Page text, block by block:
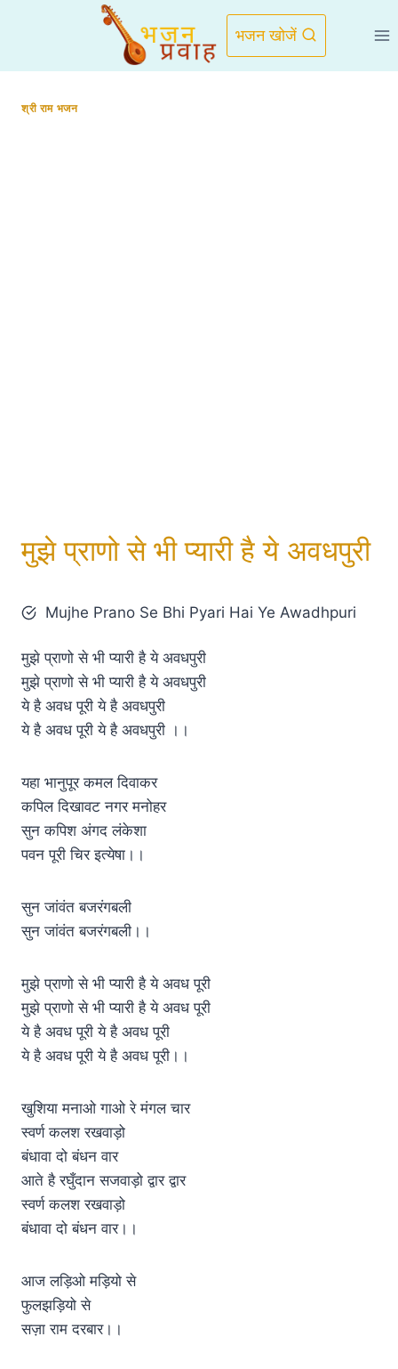
भजन खोजें
श्री राम भजन
मुझे प्राणो से भी प्यारी है ये अवधपुरी
Mujhe Prano Se Bhi Pyari Hai Ye Awadhpuri
मुझे प्राणो से भी प्यारी है ये अवधपुरी
मुझे प्राणो से भी प्यारी है ये अवधपुरी
ये है अवध पूरी ये है अवधपुरी
ये है अवध पूरी ये है अवधपुरी ।।
यहा भानुपूर कमल दिवाकर
कपिल दिखावट नगर मनोहर
सुन कपिश अंगद लंकेशा
पवन पूरी चिर इत्येषा।।
सुन जांवंत बजरंगबली
सुन जांवंत बजरंगबली।।
मुझे प्राणो से भी प्यारी है ये अवध पूरी
मुझे प्राणो से भी प्यारी है ये अवध पूरी
ये है अवध पूरी ये है अवध पूरी
ये है अवध पूरी ये है अवध पूरी।।
खुशिया मनाओ गाओ रे मंगल चार
स्वर्ण कलश रखवाड़ो
बंधावा दो बंधन वार
आते है रघुँदान सजवाड़ो द्वार द्वार
स्वर्ण कलश रखवाड़ो
बंधावा दो बंधन वार।।
आज लड़िओ मड़ियो से
फुलझड़ियो से
सज़ा राम दरबार।।